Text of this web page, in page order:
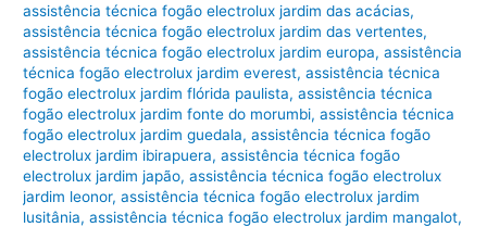
assistência técnica fogão electrolux jardim das acácias,
assistência técnica fogão electrolux jardim das vertentes,
assistência técnica fogão electrolux jardim europa,assistência
técnica fogão electrolux jardim everest,assistência técnica
fogão electrolux jardim flórida paulista,assistência técnica
fogão electrolux jardim fonte do morumbi,assistência técnica
fogão electrolux jardim guedala,assistência técnica fogão
electrolux jardim ibirapuera,assistência técnica fogão
electrolux jardim japão,assistência técnica fogão electrolux
jardim leonor,assistência técnica fogão electrolux jardim
lusitânia,assistência técnica fogão electrolux jardim mangalot,